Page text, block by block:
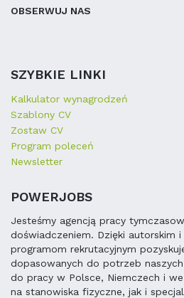
OBSERWUJ NAS
SZYBKIE LINKI
Kalkulator wynagrodzeń
Szablony CV
Zostaw CV
Program poleceń
Newsletter
POWERJOBS
Jesteśmy agencją pracy
doświadczeniem. Dzięki autorskim
programom rekrutacyjnym
dopasowanych do potrzeb
do pracy w Polsce, Niemczech i
na stanowiska fizyczne, jak i